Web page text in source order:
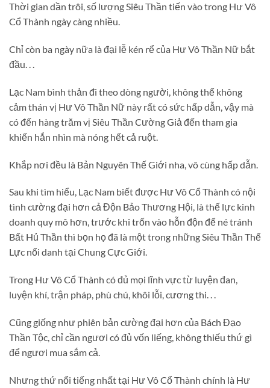
Thời gian dần trôi, số lượng Siêu Thần tiến vào trong Hư Vô
Cổ Thành ngày càng nhiều.
Chỉ còn ba ngày nữa là đại lễ kén rể của Hư Vô Thần Nữ bắt
đầu. . .
Lạc Nam bình thản đi theo dòng người, không thể không
cảm thán vị Hư Vô Thần Nữ này rất có sức hấp dẫn, vậy mà
có đến hàng trăm vị Siêu Thần Cường Giả đến tham gia
khiến hắn nhìn mà nóng hết cả ruột.
Khắp nơi đều là Bản Nguyên Thế Giới nha, vô cùng hấp dẫn.
Sau khi tìm hiểu, Lạc Nam biết được Hư Vô Cổ Thành có nội
tình cường đại hơn cả Độn Bảo Thương Hội, là thế lực kinh
doanh quy mô hơn, trước khi trốn vào hỗn độn để né tránh
Bất Hủ Thần thì bọn họ đã là một trong những Siêu Thần Thế
Lực nổi danh tại Chung Cực Giới.
Trong Hư Vô Cổ Thành có đủ mọi lĩnh vực từ luyện đan,
luyện khí, trận pháp, phù chú, khôi lỗi, cương thi. . .
Cũng giống như phiên bản cường đại hơn của Bách Đạo
Thần Tộc, chỉ cần ngươi có đủ vốn liếng, không thiếu thứ gì
để ngươi mua sắm cả.
Nhưng thứ nổi tiếng nhất tại Hư Vô Cổ Thành chính là Hư